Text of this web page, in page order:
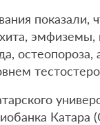
показали,
остеопороза,
Катара